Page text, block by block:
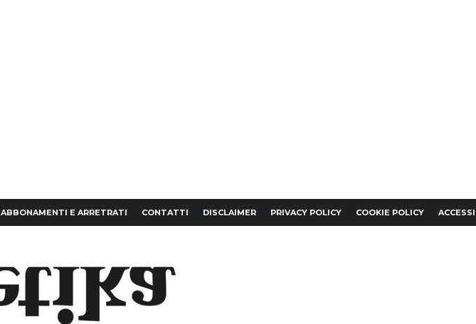
ABBONAMENTI E ARRETRATI CONTATTI DISCLAIMER PRIVACY POLICY COOKIE POLICY